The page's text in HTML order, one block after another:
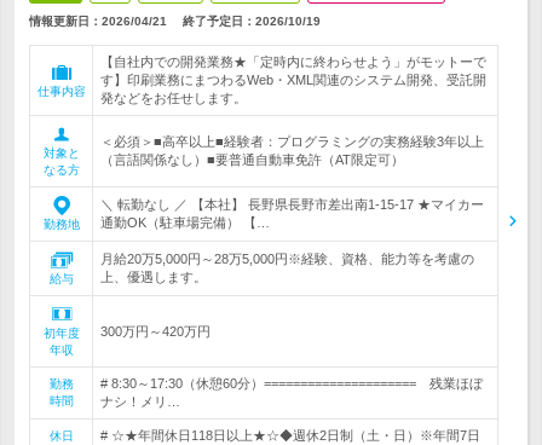
情報更新日：2026/04/21 終了予定日： 2026/10/19
仕事内容
【自社内での開発業務★「定時内に終わらせよう」がモットーで
す】印刷業務にまつわるWeb・XML関連のシステム開発、受託開
発などをお任せします。
対象と
なる方
＜必須＞■高卒以上■経験者：プログラミングの実務経験3年以上
（言語関係なし）■要普通自動車免許（AT限定可）
勤務地
＼ 転勤なし ／ 【本社】 長野県長野市差出南1-15-17 ★マイカー
通勤OK（駐車場完備） 【…
給与
月給20万5,000円～28万5,000円※経験、資格、能力等を考慮の
上、優遇します。
初年度
年収
300万円～420万円
勤務
時間
# 8:30～17:30（休憩60分）===================== 残業ほぼ
ナシ！メリ…
休日 # ☆★年間休日118日以上★☆◆週休2日制（土・日）※年間7日